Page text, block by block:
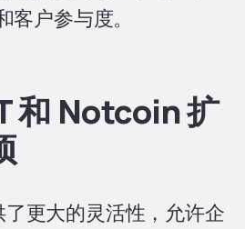
户参与度。
和 Notcoin 扩
了更大的灵活性，允许企